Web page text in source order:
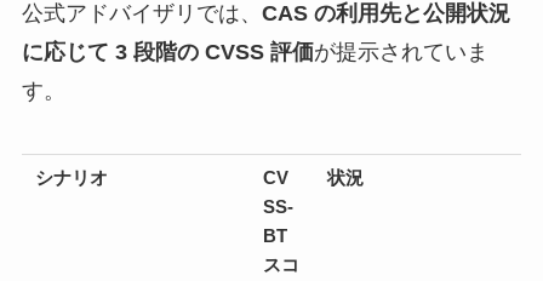
公式アドバイザリでは、 CAS の利用先と公開状況
に応じて 3 段階の CVSS 評価が提示されていま
す。
シナリオ
CV
SS-
BT
スコ
状況